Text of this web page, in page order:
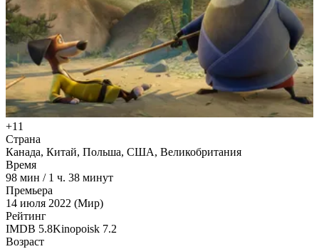
+11
Страна
Канада, Китай, Польша, США, Великобритания
Время
98 мин / 1 ч. 38 минут
Премьера
14 июля 2022 (Мир)
Рейтинг
IMDB 5.8Kinopoisk 7.2
Возраст